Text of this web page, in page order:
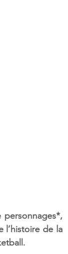
l’histoire de la